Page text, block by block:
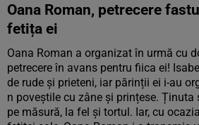
Oana Roman, petrecere
fetița ei
Oana Roman a organizat în urmă cu
petrecere în avans pentru fiica ei!
de rude și prieteni, iar părinții ei i-au
n poveștile cu zâne și prințese.
pe măsură, la fel și tortul. Iar, cu